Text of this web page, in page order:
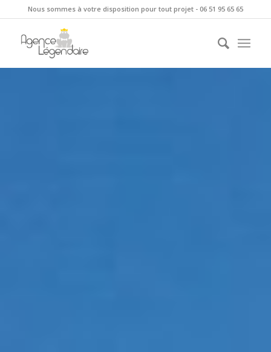
Nous sommes à votre disposition pour tout projet - 06 51 95 65 65